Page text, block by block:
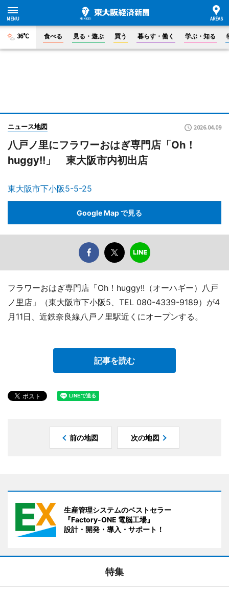
36°C 食べる 見る・遊ぶ 買う 暮らす・働く 学ぶ・知る
ニュース地図 2026.04.09
八戸ノ里にフラワーおはぎ専門店「Oh！
huggy!!」 東大阪市内初出店
東大阪市下小阪5-5-25
Google Map で見る
フラワーおはぎ専門店「Oh！huggy!!（オーハギー）八戸
ノ里店」（東大阪市下小阪5、TEL 080-4339-9189）が4
月11日、近鉄奈良線八戸ノ里駅近くにオープンする。
記事を読む
前の地図 次の地図
生産管理システムのベストセラー
『Factory-ONE 電脳工場』
設計・開発・導入・サポート！
特集